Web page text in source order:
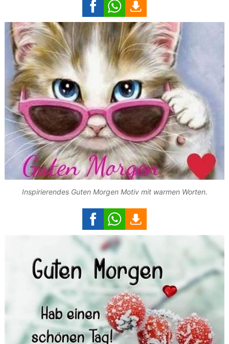
Inspirierendes Guten Morgen Motiv mit warmen Worten.